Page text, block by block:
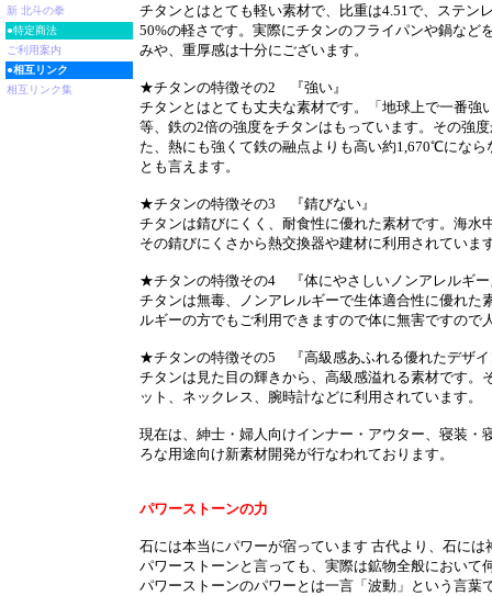
チタンとはとても軽い素材で、比重は4.51で、ステン
50%の軽さです。実際にチタンのフライパンや鍋など
みや、重厚感は十分にございます。
★チタンの特徴その2 『強い』
チタンとはとても丈夫な素材です。「地球上で一番
等、鉄の2倍の強度をチタンはもっています。その強
た、熱にも強くて鉄の融点よりも高い約1,670℃にな
とも言えます。
★チタンの特徴その3 『錆びない』
チタンは錆びにくく、耐食性に優れた素材です。海
その錆びにくさから熱交換器や建材に利用されていま
★チタンの特徴その4 『体にやさしいノンアレルギー
チタンは無毒、ノンアレルギーで生体適合性に優れ
ルギーの方でもご利用できますので体に無害ですの
★チタンの特徴その5 『高級感あふれる優れたデザイ
チタンは見た目の輝きから、高級感溢れる素材です
ット、ネックレス、腕時計などに利用されています。
現在は、紳士・婦人向けインナー・アウター、寝装
ろな用途向け新素材開発が行なわれております。
パワーストーンの力
石には本当にパワーが宿っています 古代より、石に
パワーストーンと言っても、実際は鉱物全般において
パワーストーンのパワーとは一言「波動」という言
新 北斗の拳
●特定商法
ご利用案内
●相互リンク
相互リンク集